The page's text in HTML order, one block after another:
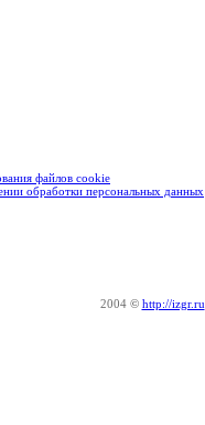
файлов cookie
обработки персональных данных
2004 © http://izgr.ru